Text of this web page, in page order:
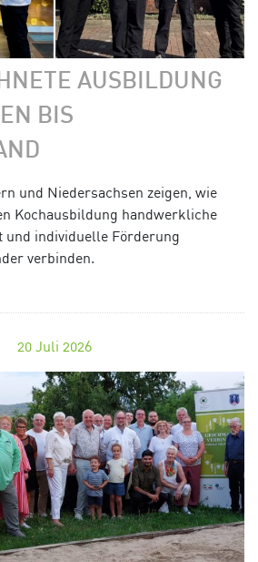
AUSBILDUNG
BIS
und Niedersachsen zeigen, wie
Kochausbildung handwerkliche
und individuelle Förderung
verbinden.
20 Juli 2026